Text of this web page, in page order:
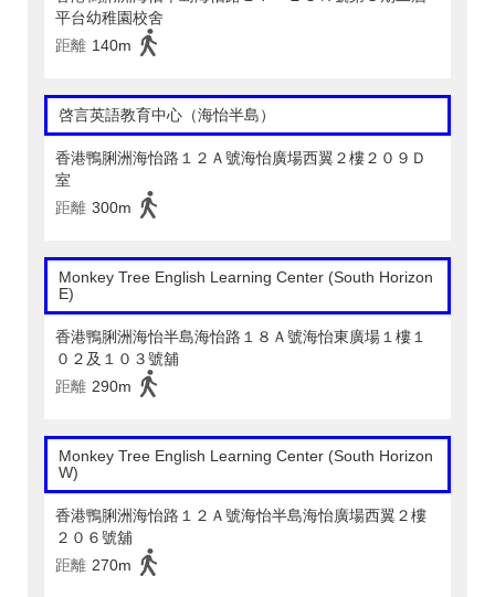
平台幼稚園校舍
距離 140m
啓言英語教育中心（海怡半島）
香港鴨脷洲海怡路１２Ａ號海怡廣場西翼２樓２０９Ｄ
室
距離 300m
Monkey Tree English Learning Center (South Horizon
E)
香港鴨脷洲海怡半島海怡路１８Ａ號海怡東廣場１樓１
０２及１０３號舖
距離 290m
Monkey Tree English Learning Center (South Horizon
W)
香港鴨脷洲海怡路１２Ａ號海怡半島海怡廣場西翼２樓
２０６號舖
距離 270m